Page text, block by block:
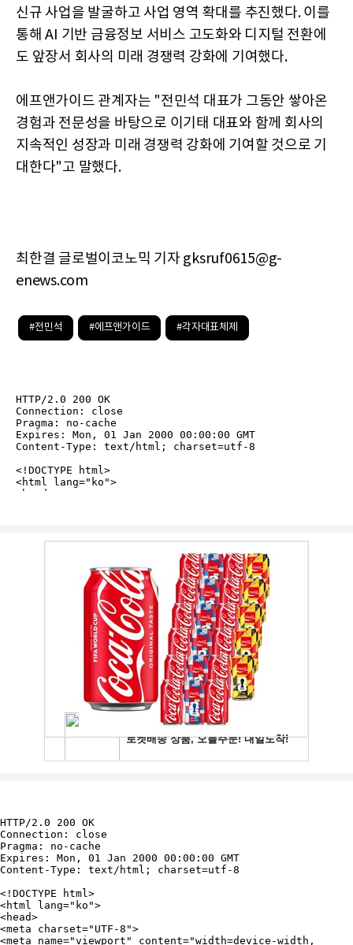
신규 사업을 발굴하고 사업 영역 확대를 추진했다. 이를
통해 AI 기반 금융정보 서비스 고도화와 디지털 전환에
도 앞장서 회사의 미래 경쟁력 강화에 기여했다.
에프앤가이드 관계자는 "전민석 대표가 그동안 쌓아온
경험과 전문성을 바탕으로 이기태 대표와 함께 회사의
지속적인 성장과 미래 경쟁력 강화에 기여할 것으로 기
대한다"고 말했다.
최한결 글로벌이코노믹 기자 gksruf0615@g-
enews.com
#전민석 #에프앤가이드 #각자대표체제